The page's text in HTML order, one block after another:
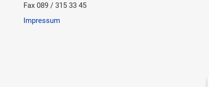
Fax 089 / 315 33 45
Impressum